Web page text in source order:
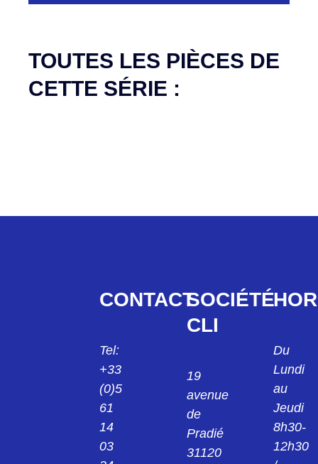
TOUTES LES PIÈCES DE
CETTE SÉRIE :
CONTACT
Tel:
+33
(0)5
61
14
03
SOCIÉTÉ
CLI
19
avenue
de
Pradié
31120
Du
Lundi
au
Jeudi
8h30-
12h30